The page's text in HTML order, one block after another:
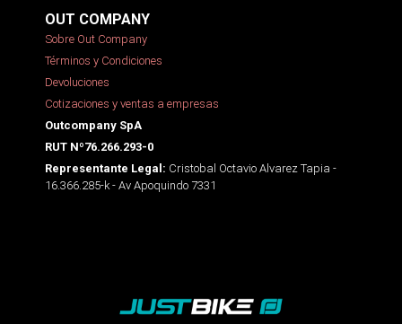
OUT COMPANY
Sobre Out Company
Términos y Condiciones
Devoluciones
Cotizaciones y ventas a empresas
Outcompany SpA
RUT Nº76.266.293-0
Representante Legal: Cristobal Octavio Alvarez Tapia -
16.366.285-k - Av Apoquindo 7331